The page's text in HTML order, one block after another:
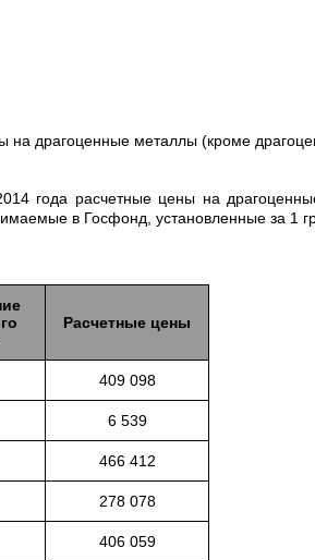
на драгоценные металлы (кроме
года расчетные цены на
в Госфонд, установленные за 1
Расчетные цены
409 098
6 539
466 412
278 078
406 059